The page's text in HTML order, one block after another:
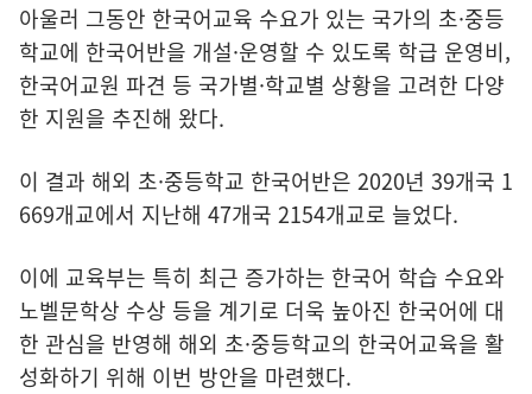
아울러 그동안 한국어교육 수요가 있는 국가의 초·중등
학교에 한국어반을 개설·운영할 수 있도록 학급 운영비,
한국어교원 파견 등 국가별·학교별 상황을 고려한 다양
한 지원을 추진해 왔다.
이 결과 해외 초·중등학교 한국어반은 2020년 39개국 1
669개교에서 지난해 47개국 2154개교로 늘었다.
이에 교육부는 특히 최근 증가하는 한국어 학습 수요와
노벨문학상 수상 등을 계기로 더욱 높아진 한국어에 대
한 관심을 반영해 해외 초·중등학교의 한국어교육을 활
성화하기 위해 이번 방안을 마련했다.